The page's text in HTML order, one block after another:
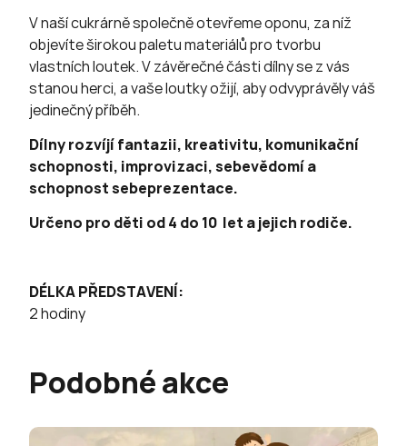
V naší cukrárně společně otevřeme oponu, za níž
objevíte širokou paletu materiálů pro tvorbu
vlastních loutek. V závěrečné části dílny se z vás
stanou herci, a vaše loutky ožijí, aby odvyprávěly váš
jedinečný příběh.
Dílny rozvíjí fantazii, kreativitu, komunikační
schopnosti, improvizaci, sebevědomí a
schopnost sebeprezentace.
Určeno pro děti od 4 do 10 let a jejich rodiče.
DÉLKA PŘEDSTAVENÍ:
2 hodiny
Podobné akce